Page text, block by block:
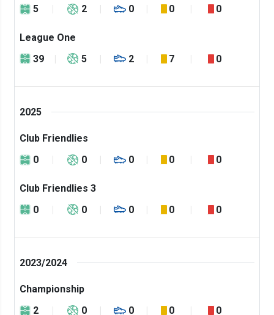
5
2 0 0 0
League One
39
5 2 7 0
2025
Club Friendlies
0
0 0 0 0
Club Friendlies 3
0
0 0 0 0
2023/2024
Championship
2
0 0 0 0